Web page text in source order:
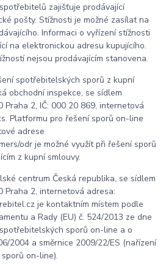
zajišťuje prodávající
pošty. Stížnosti je možné zasílat na
Informaci o vyřízení stížnosti
na elektronickou adresu kupujícího.
nejsou prodávajícím stanovena.
spotřebitelských sporů z kupní
obchodní inspekce, se sídlem
Praha 2, IČ: 000 20 869, internetová
Platformu pro řešení sporů on-line
adrese
odr je možné využít při řešení sporů
z kupní smlouvy.
centrum Česká republika, se sídlem
Praha 2, internetová adresa:
je kontaktním místem podle
a Rady (EU) č. 524/2013 ze dne
sporů on-line a o
2004 a směrnice 2009/22/ES (nařízení
on-line).